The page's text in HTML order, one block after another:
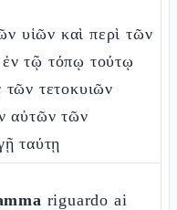
υἱῶν καὶ περὶ τῶν
τῷ τόπῳ τούτῳ
τετοκυιῶν
αὐτῶν τῶν
ταύτῃ
riguardo ai